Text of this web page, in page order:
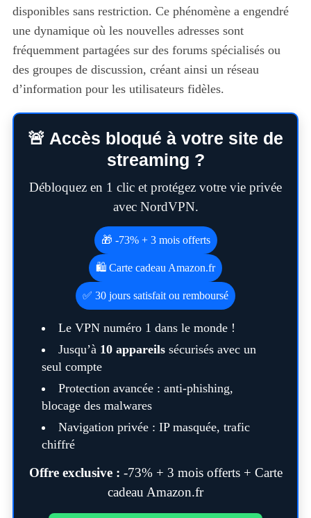
disponibles sans restriction. Ce phénomène a engendré
une dynamique où les nouvelles adresses sont
fréquemment partagées sur des forums spécialisés ou
des groupes de discussion, créant ainsi un réseau
d’information pour les utilisateurs fidèles.
🚨 Accès bloqué à votre site de
streaming ?
Débloquez en 1 clic et protégez votre vie privée
avec NordVPN.
🎁 -73% + 3 mois offerts
🛍️ Carte cadeau Amazon.fr
✅ 30 jours satisfait ou remboursé
Le VPN numéro 1 dans le monde !
Jusqu’à 10 appareilssécurisés avec un
seul compte
Protection avancée : anti-phishing,
blocage des malwares
Navigation privée : IP masquée, trafic
chiffré
Offre exclusive : -73% + 3 mois offerts + Carte
cadeau Amazon.fr